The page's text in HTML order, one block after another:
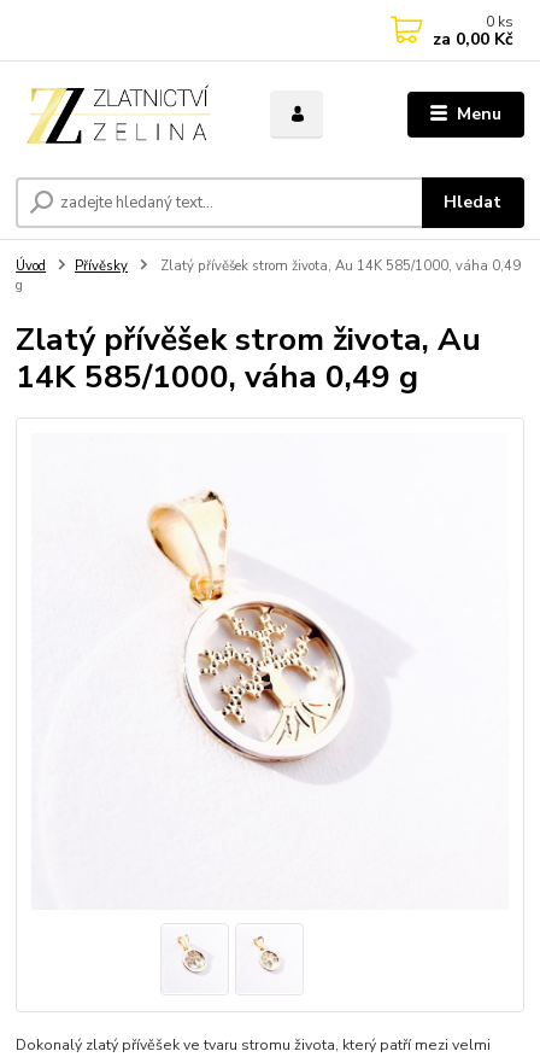
Menu
Hledat
0 ks
za 0,00 Kč
Úvod Přívěsky
Zlatý přívěšek strom života, Au 14K 585/1000, váha 0,49
g
Zlatý přívěšek strom života, Au
14K 585/1000, váha 0,49 g
Dokonalý zlatý přívěšek ve tvaru stromu života, který patří mezi velmi